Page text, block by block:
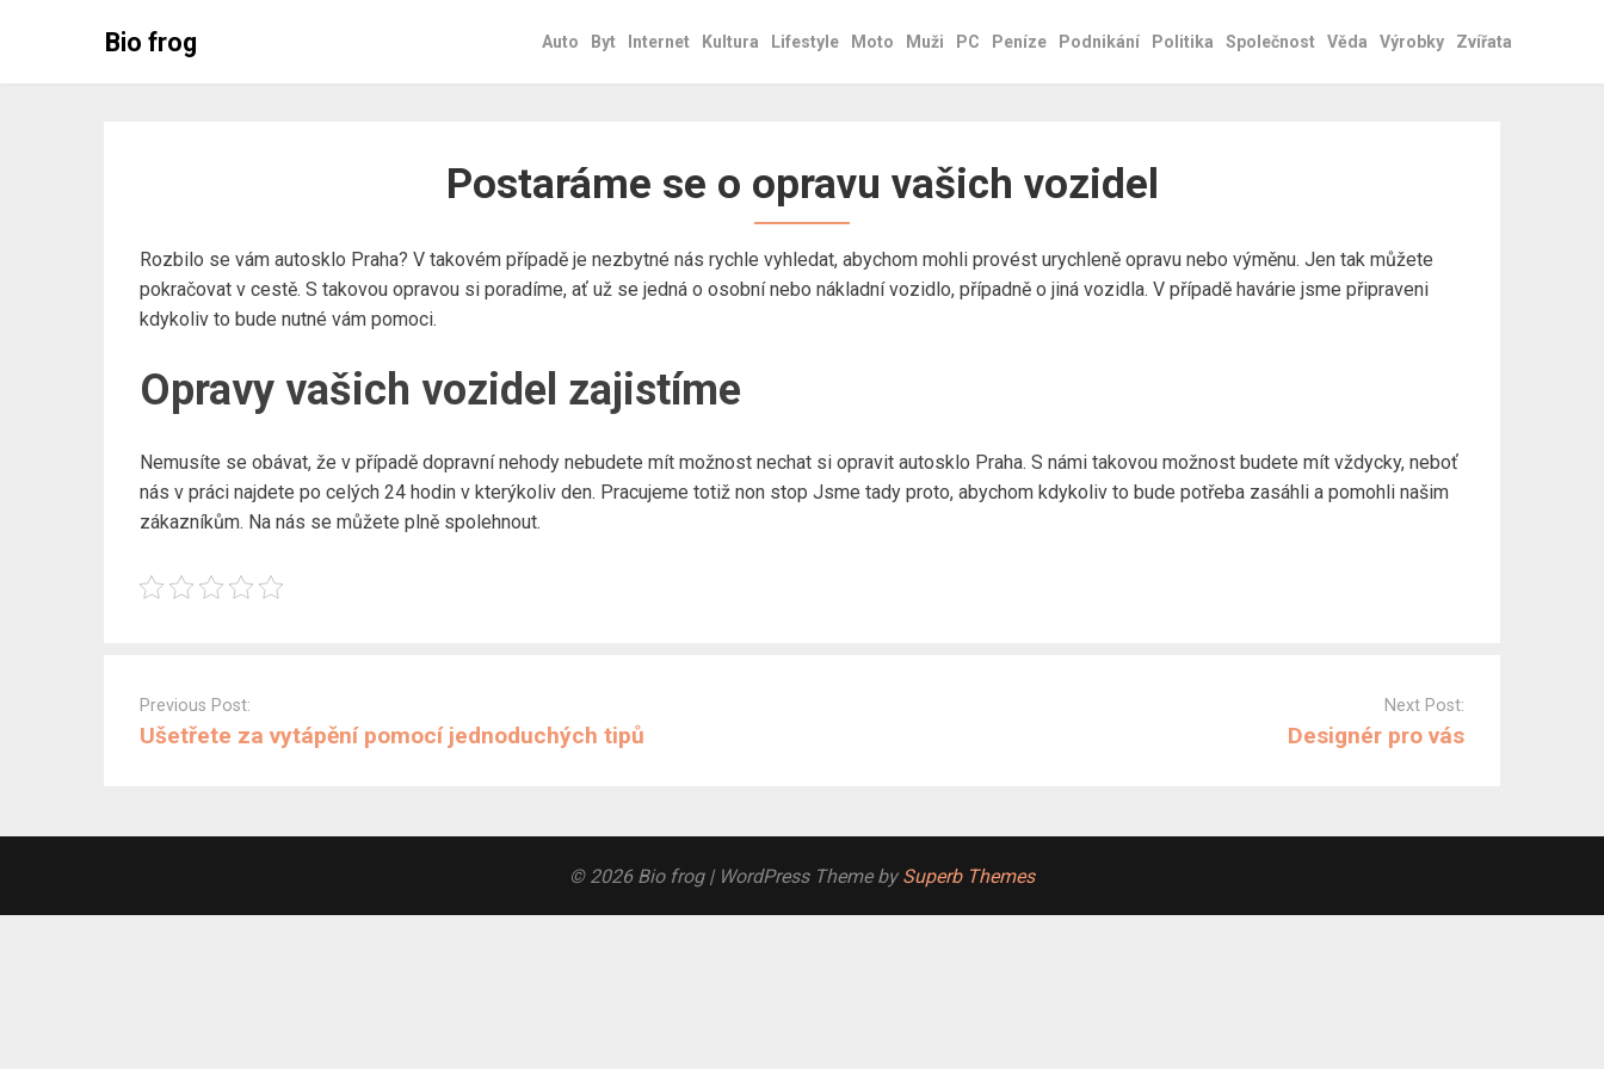
Bio frog Auto Byt Internet Kultura Lifestyle Moto Muži PC Peníze Podnikání Politika Společnost Věda Výrobky Zvířata
Postaráme se o opravu vašich vozidel
Rozbilo se vám autosklo Praha? V takovém případě je nezbytné nás rychle vyhledat, abychom mohli provést urychleně opravu nebo výměnu. Jen tak můžete
pokračovat v cestě. S takovou opravou si poradíme, ať už se jedná o osobní nebo nákladní vozidlo, případně o jiná vozidla. V případě havárie jsme připraveni
kdykoliv to bude nutné vám pomoci.
Opravy vašich vozidel zajistíme
Nemusíte se obávat, že v případě dopravní nehody nebudete mít možnost nechat si opravit autosklo Praha. S námi takovou možnost budete mít vždycky, neboť
nás v práci najdete po celých 24 hodin v kterýkoliv den. Pracujeme totiž non stop Jsme tady proto, abychom kdykoliv to bude potřeba zasáhli a pomohli našim
zákazníkům. Na nás se můžete plně spolehnout.
navigation
Previous Post:
Ušetřete za vytápění pomocí jednoduchých tipů
Next Post:
Designér pro vás
© 2026 Bio frog | WordPress Theme by Superb Themes